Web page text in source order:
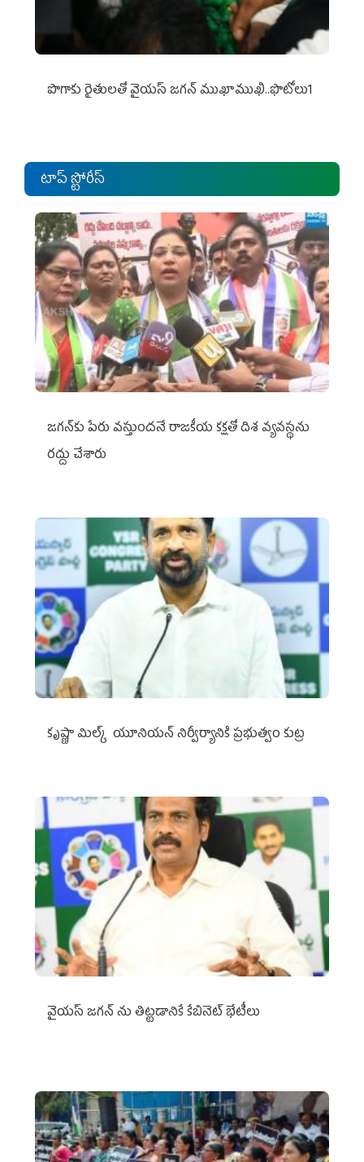
పొగాకు రైతుల‌తో వైయ‌స్ జ‌గ‌న్ ముఖాముఖి..ఫొటోలు1
టాప్ స్టోరీస్
జగన్‌కు పేరు వస్తుందనే రాజకీయ కక్షతో దిశ వ్య‌వ‌స్థ‌ను
రద్దు చేశారు
కృష్ణా మిల్క్‌ యూనియన్‌ నిర్వీర్యానికి ప్రభుత్వం కుట్ర
వైయ‌స్ జగన్‌ ను తిట్టడానికే కేబినెట్‌ భేటీలు